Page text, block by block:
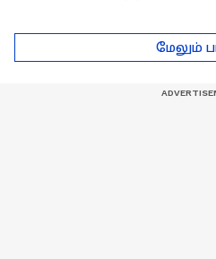
திருச்சியில்
மு.க.ஸ்டாலின் உறுதி!
மேலும்